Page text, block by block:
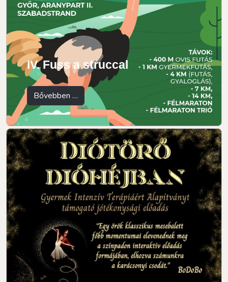
IV. Fuss a struccal
Bővebben …